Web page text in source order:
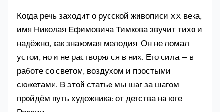
Когда речь заходит о русской живописи XX века,
имя Николая Ефимовича Тимкова звучит тихо и
надёжно, как знакомая мелодия. Он не ломал
устои, но и не растворялся в них. Его сила — в
работе со светом, воздухом и простыми
сюжетами. В этой статье мы шаг за шагом
пройдём путь художника: от детства на юге